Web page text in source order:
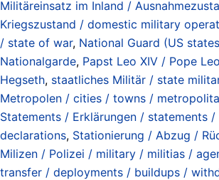
Militäreinsatz im Inland /
Kriegszustand / domestic military
/ state of war, National Guard (US
Nationalgarde, Papst Leo XIV / Pope
Hegseth, staatliches Militär / state
Metropolen / cities / towns /
Statements / Erklärungen / statements
declarations, Stationierung / Abzug /
Milizen / Polizei / military / militias /
transfer / deployments / buildups /